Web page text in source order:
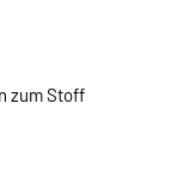
zum Stoff